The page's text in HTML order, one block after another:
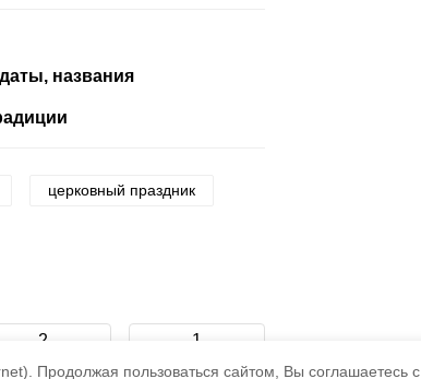
Продолжая пользоваться сайтом, Вы соглашаетесь с
названия
церковный праздник
2 1